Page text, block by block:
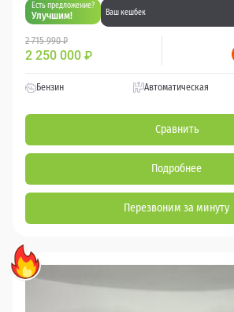
Есть предложение?
Улучшим! Ваш кешбек
2 715 990 ₽
2 250 000 ₽
Бензин Автоматическая
Сравнить
Подробнее
Перезвоним за минуту